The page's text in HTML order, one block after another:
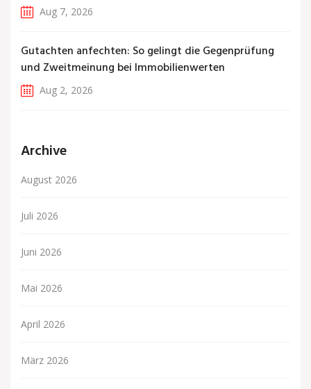
Aug 7, 2026
Gutachten anfechten: So gelingt die Gegenprüfung
und Zweitmeinung bei Immobilienwerten
Aug 2, 2026
Archive
August 2026
Juli 2026
Juni 2026
Mai 2026
April 2026
März 2026